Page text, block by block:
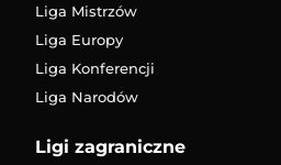
Liga Mistrzów
Liga Europy
Liga Konferencji
Liga Narodów
Ligi zagraniczne